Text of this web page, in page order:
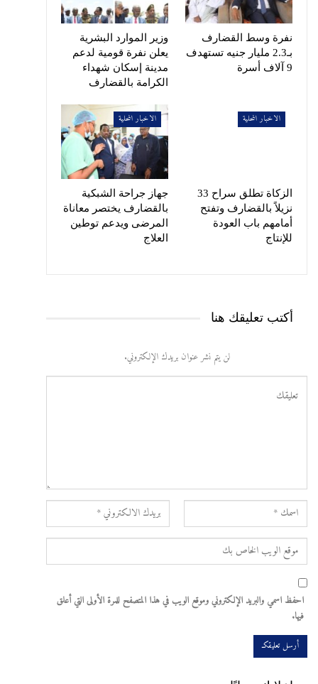
نفرة وسط القضارف
بـ2.3 مليار جنيه تستهدف
9 آلاف أسرة
وزير الموارد البشرية
يعلن نفرة قومية لدعم
مدينة إسكان شهداء
الكرامة بالقضارف
الاخبار المحلية
الزكاة تطلق سراح 33
نزيلاً بالقضارف وتفتح
أمامهم باب العودة
للإنتاج
الاخبار المحلية
جهاز جراحة الشبكية
بالقضارف يختصر معاناة
المرضى ويدعم توطين
العلاج
أكتب تعليقك هنا
لن يتم نشر عنوان بريدك الإلكتروني.
احفظ اسمي والبريد الإلكتروني وموقع الويب في هذا المتصفح للمرة الأولى التي أعلق
فيها.